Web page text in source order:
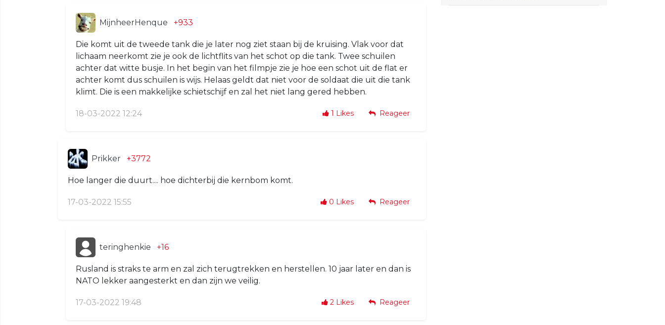
MijnheerHenque +933
Die komt uit de tweede tank die je later nog ziet staan bij de kruising. Vlak voor dat
lichaam neerkomt zie je ook de lichtflits van het schot op die tank. Twee schuilen
achter dat witte busje. In het begin van het filmpje zie je hoe een schot uit de flat er
achter komt dus schuilen is wijs. Helaas geldt dat niet voor de soldaat die uit die tank
klimt. Die is een makkelijke schietschijf en zal het niet lang gered hebben.
18-03-2022 12:24 1 Likes Reageer
Prikker +3772
Hoe langer die duurt.... hoe dichterbij die kernbom komt.
17-03-2022 15:55 0 Likes Reageer
teringhenkie +16
Rusland is straks te arm en zal zich terugtrekken en herstellen. 10 jaar later en dan is
NATO lekker aangesterkt en dan zijn we veilig.
17-03-2022 19:48 2 Likes Reageer